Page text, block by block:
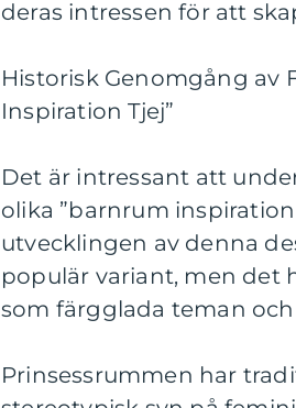
deras intressen för att
Historisk Genomgång av
Inspiration Tjej”
Det är intressant att
olika ”barnrum
utvecklingen av denna
populär variant, men det
som färgglada teman
Prinsessrummen har